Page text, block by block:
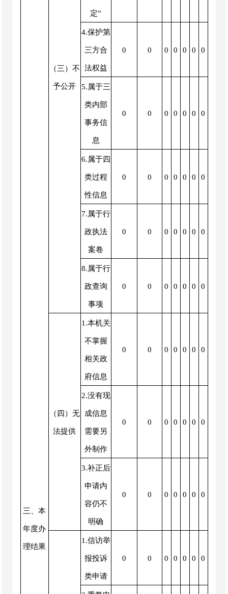
三、本
年度办
理结果
（三）不
予公开
定”
4.保护第
三方合
法权益
0 0 0 0 0 0 0
5.属于三
类内部
事务信
息
0 0 0 0 0 0 0
6.属于四
类过程
性信息
0 0 0 0 0 0 0
7.属于行
政执法
案卷
0 0 0 0 0 0 0
8.属于行
政查询
事项
0 0 0 0 0 0 0
（四）无
法提供
1.本机关
不掌握
相关政
府信息
0 0 0 0 0 0 0
2.没有现
成信息
需要另
外制作
0 0 0 0 0 0 0
3.补正后
申请内
容仍不
明确
0 0 0 0 0 0 0
1.信访举
报投诉
类申请
0 0 0 0 0 0 0